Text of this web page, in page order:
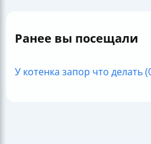
Ранее вы посещали
У котенка запор что делать